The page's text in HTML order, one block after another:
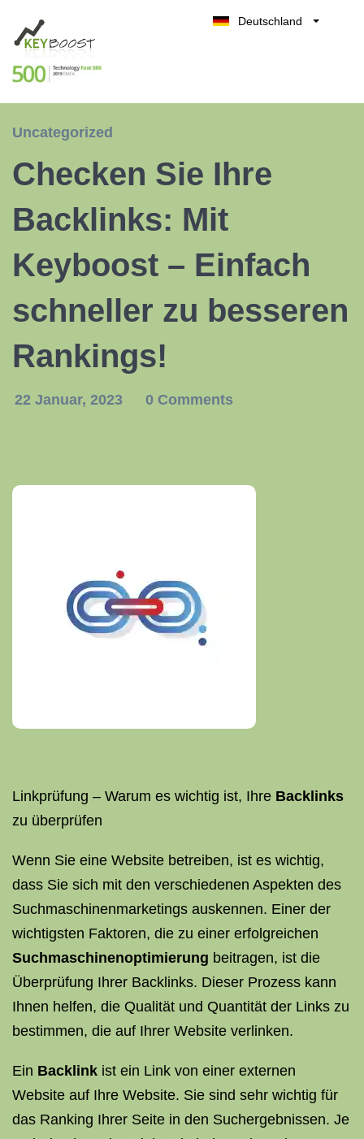
Deutschland
España
Uncategorized
Checken Sie Ihre
Backlinks: Mit
Keyboost – Einfach
schneller zu besseren
Rankings!
22 Januar, 2023 0 Comments
Linkprüfung – Warum es wichtig ist, Ihre Backlinks
zu überprüfen
Wenn Sie eine Website betreiben, ist es wichtig,
dass Sie sich mit den verschiedenen Aspekten des
Suchmaschinenmarketings auskennen. Einer der
wichtigsten Faktoren, die zu einer erfolgreichen
Suchmaschinenoptimierung beitragen, ist die
Überprüfung Ihrer Backlinks. Dieser Prozess kann
Ihnen helfen, die Qualität und Quantität der Links zu
bestimmen, die auf Ihrer Website verlinken.
Ein Backlink ist ein Link von einer externen
Website auf Ihre Website. Sie sind sehr wichtig für
das Ranking Ihrer Seite in den Suchergebnissen. Je